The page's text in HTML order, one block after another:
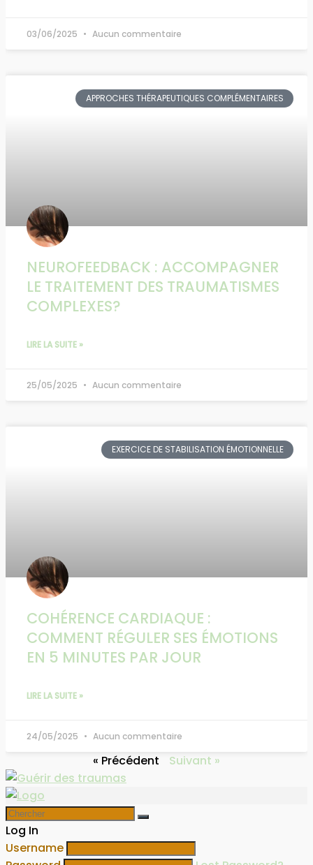
03/06/2025 Aucun commentaire
APPROCHES THÉRAPEUTIQUES COMPLÉMENTAIRES
NEUROFEEDBACK : ACCOMPAGNER
LE TRAITEMENT DES TRAUMATISMES
COMPLEXES?
LIRE LA SUITE »
25/05/2025 Aucun commentaire
EXERCICE DE STABILISATION ÉMOTIONNELLE
COHÉRENCE CARDIAQUE :
COMMENT RÉGULER SES ÉMOTIONS
EN 5 MINUTES PAR JOUR
LIRE LA SUITE »
24/05/2025 Aucun commentaire
« Précédent Suivant »
Log In
Username